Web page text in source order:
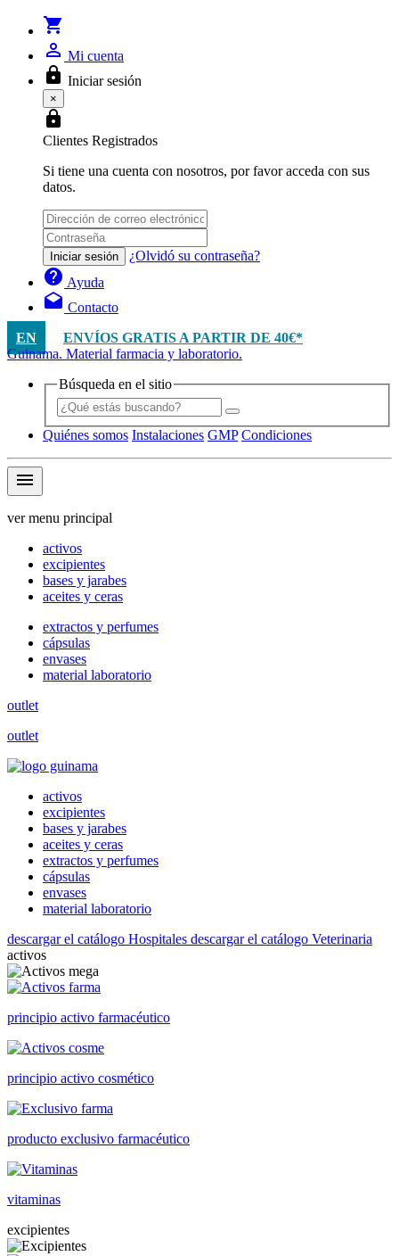
shopping_cart
person_outline Mi cuenta
lock Iniciar sesión
×
lock
Clientes Registrados
Si tiene una cuenta con nosotros, por favor acceda con sus
datos.
Iniciar sesión ¿Olvidó su contraseña?
help Ayuda
drafts Contacto
EN
ENVÍOS GRATIS A PARTIR DE 40€*
Guinama. Material farmacia y laboratorio.
Búsqueda en el sitio
Quiénes somos Instalaciones GMP Condiciones
menu
ver menu principal
activos
excipientes
bases y jarabes
aceites y ceras
extractos y perfumes
cápsulas
envases
material laboratorio
outlet
outlet
activos
excipientes
bases y jarabes
aceites y ceras
extractos y perfumes
cápsulas
envases
material laboratorio
descargar el catálogo Hospitales descargar el catálogo Veterinaria
activos
principio activo farmacéutico
principio activo cosmético
producto exclusivo farmacéutico
vitaminas
excipientes